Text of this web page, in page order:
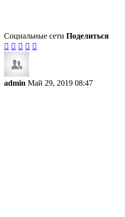
Социальные сети Поделиться
    
admin Май 29, 2019 08:47